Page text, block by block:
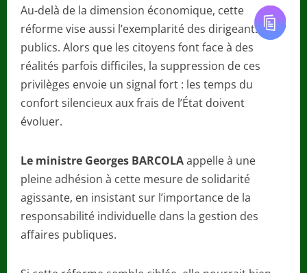
Au-delà de la dimension économique, cette
réforme vise aussi l’exemplarité des dirigeants
publics. Alors que les citoyens font face à des
réalités parfois difficiles, la suppression de ces
privilèges envoie un signal fort : les temps du
confort silencieux aux frais de l’État doivent
évoluer.
Le ministre Georges BARCOLAappelle à une
pleine adhésion à cette mesure de solidarité
agissante, en insistant sur l’importance de la
responsabilité individuelle dans la gestion des
affaires publiques.